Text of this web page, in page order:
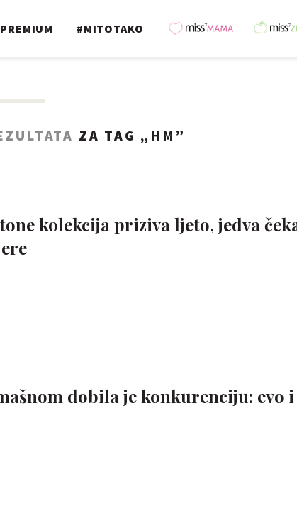
PREMIUM #MITOTAKO
ZA TAG „ HM ”
kolekcija priziva ljeto, jedva
dobila je konkurenciju: evo